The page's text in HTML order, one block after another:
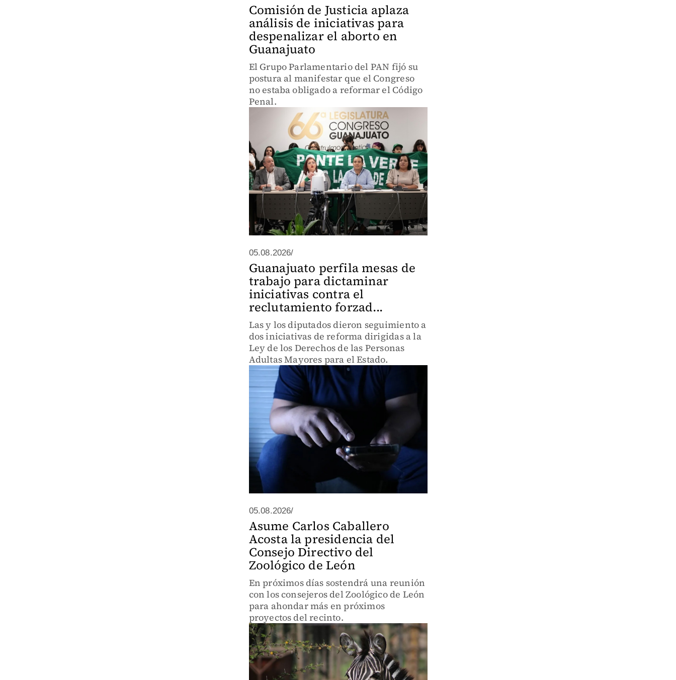
Comisión de Justicia aplaza
análisis de iniciativas para
despenalizar el aborto en
Guanajuato
El Grupo Parlamentario del PAN fijó su
postura al manifestar que el Congreso
no estaba obligado a reformar el Código
Penal.
05.08.2026/
Guanajuato perfila mesas de
trabajo para dictaminar
iniciativas contra el
reclutamiento forzad...
Las y los diputados dieron seguimiento a
dos iniciativas de reforma dirigidas a la
Ley de los Derechos de las Personas
Adultas Mayores para el Estado.
05.08.2026/
Asume Carlos Caballero
Acosta la presidencia del
Consejo Directivo del
Zoológico de León
En próximos días sostendrá una reunión
con los consejeros del Zoológico de León
para ahondar más en próximos
proyectos del recinto.